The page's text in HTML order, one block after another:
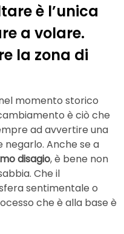
è l’unica
a volare.
la zona di
momento storico
è ciò che
ad avvertire una
negarlo. Anche se a
disagio, è bene non
Che il
sentimentale o
che è alla base è